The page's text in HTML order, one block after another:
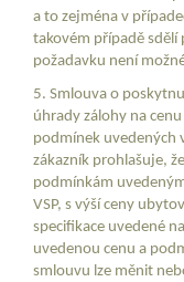
a to zejména v
takovém případě sdělí
požadavku není
5. Smlouva o
úhrady zálohy na
podmínek uvedených
zákazník prohlašuje,
podmínkám
VSP, s výší ceny
specifikace uvedené
uvedenou cenu a
smlouvu lze měnit